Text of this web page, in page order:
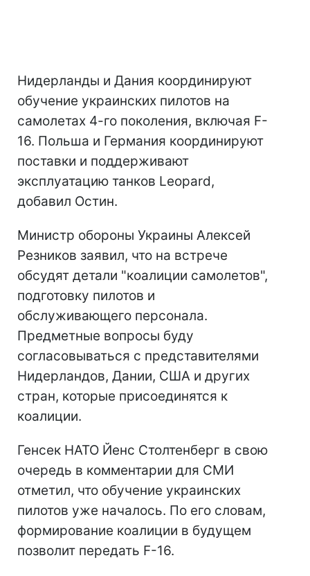
Нидерланды и Дания координируют
обучение украинских пилотов на
самолетах 4-го поколения, включая F-
16. Польша и Германия координируют
поставки и поддерживают
эксплуатацию танков Leopard,
добавил Остин.
Министр обороны Украины Алексей
Резников заявил, что на встрече
обсудят детали "коалиции самолетов",
подготовку пилотов и
обслуживающего персонала.
Предметные вопросы буду
согласовываться с представителями
Нидерландов, Дании, США и других
стран, которые присоединятся к
коалиции.
Генсек НАТО Йенс Столтенберг в свою
очередь в комментарии для СМИ
отметил, что обучение украинских
пилотов уже началось. По его словам,
формирование коалиции в будущем
позволит передать F-16.